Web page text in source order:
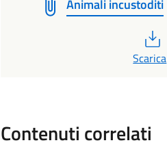
Animali incustoditi
Scarica
Contenuti correlati